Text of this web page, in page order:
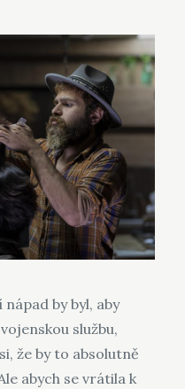
by byl, aby
službu,
že by to absolutně
abych se vrátila k